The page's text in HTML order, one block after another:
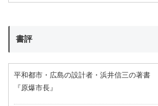
書評
平和都市・広島の設計者・浜井信三の著書
『原爆市長』